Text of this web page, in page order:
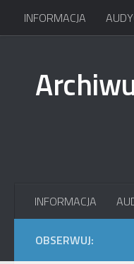
Przejdź do treści
INFORMACJA
INFORMACJA
OBSERWUJ: